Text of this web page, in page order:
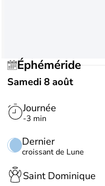
Éphéméride
Samedi 8 août
Journée
-3 min
Dernier
croissant de Lune
Saint Dominique